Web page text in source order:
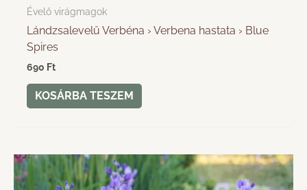
Évelő virágmagok
Lándzsalevelű Verbéna › Verbena hastata › Blue
Spires
690 Ft
KOSÁRBA TESZEM
ÚJ!